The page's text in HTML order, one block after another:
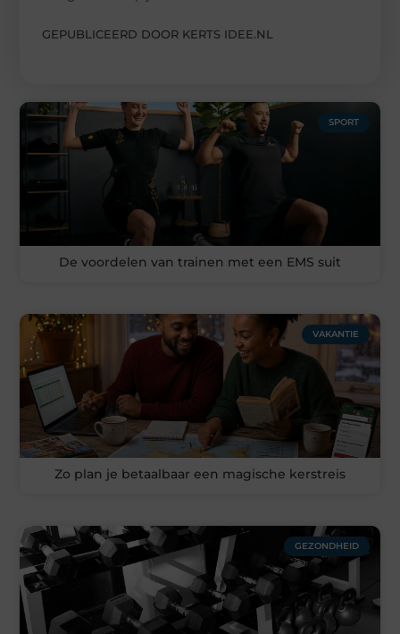
GEPUBLICEERD DOOR KERTS IDEE.NL
SPORT
De voordelen van trainen met een EMS suit
VAKANTIE
Zo plan je betaalbaar een magische kerstreis
GEZONDHEID